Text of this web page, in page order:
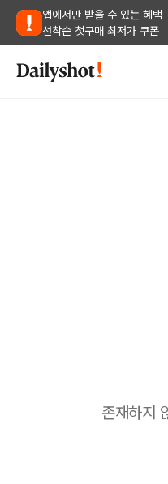
앱에서만 받을 수 있는 혜택
선착순 첫구매 최저가 쿠폰
존재하지